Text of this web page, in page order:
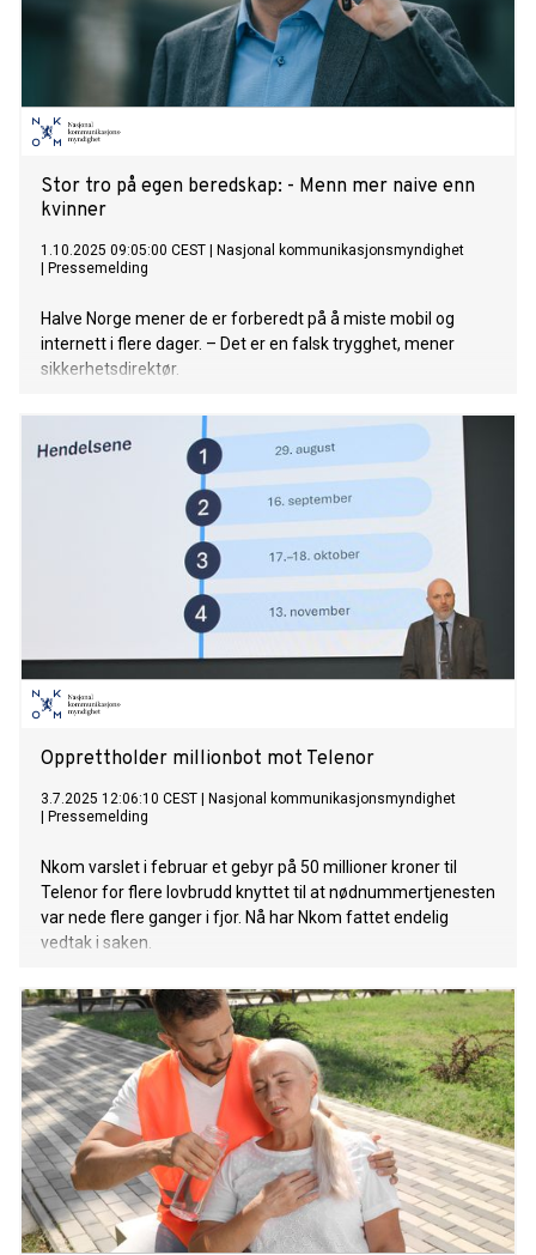
Stor tro på egen beredskap: - Menn mer naive enn
kvinner
1.10.2025 09:05:00 CEST
Nasjonal kommunikasjonsmyndighet
Pressemelding
Halve Norge mener de er forberedt på å miste mobil og
internett i flere dager. – Det er en falsk trygghet, mener
sikkerhetsdirektør.
Opprettholder millionbot mot Telenor
3.7.2025 12:06:10 CEST
Nasjonal kommunikasjonsmyndighet
Pressemelding
Nkom varslet i februar et gebyr på 50 millioner kroner til
Telenor for flere lovbrudd knyttet til at nødnummertjenesten
var nede flere ganger i fjor. Nå har Nkom fattet endelig
vedtak i saken.